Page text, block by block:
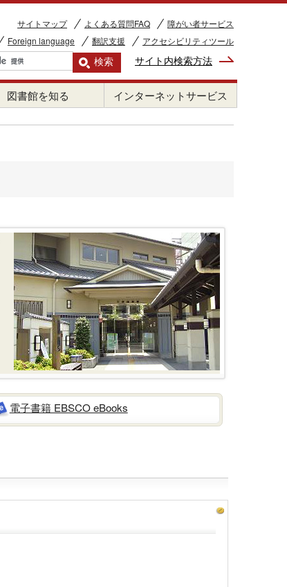
サイトマップ よくある質問FAQ
障がい者サービス
Foreign language 翻訳支援 アクセシビリティツール
サイト内検索方法
図書館を知る インターネットサービス
電子書籍 EBSCO eBooks